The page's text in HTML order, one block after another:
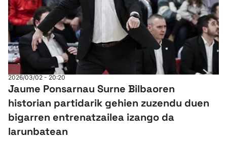
2026/03/02 - 20:20
Jaume Ponsarnau Surne Bilbaoren
historian partidarik gehien zuzendu duen
bigarren entrenatzailea izango da
larunbatean